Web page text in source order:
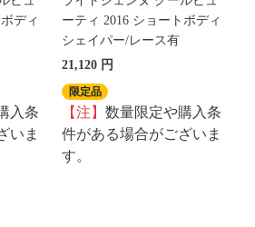
ディ
入条
いま
ーティ 2016 ショートボディ
シェイパー/レース有
21,120 円
限定品
【注】数量限定や購入条
件がある場合がございま
す。